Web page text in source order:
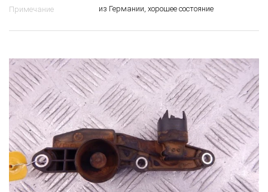
Примечание
из Германии, хорошее состояние